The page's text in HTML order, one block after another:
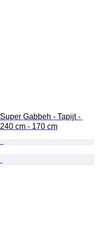
Super Gabbeh - Tapijt -
240 cm - 170 cm